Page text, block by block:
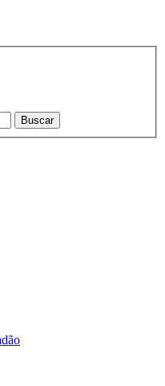
Buscar